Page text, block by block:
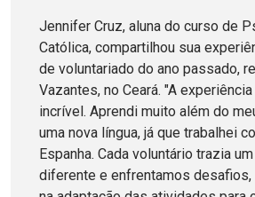
Jennifer Cruz, aluna do curso de
Católica, compartilhou sua
de voluntariado do ano passado,
Vazantes, no Ceará. "A
incrível. Aprendi muito além do
uma nova língua, já que trabalhei
Espanha. Cada voluntário trazia
diferente e enfrentamos desafios,